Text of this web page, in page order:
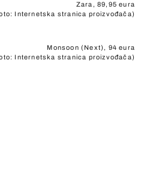
Zara, 89,95 eura
Internetska stranica proizvođača)
Monsoon (Next), 94 eura
Internetska stranica proizvođača)